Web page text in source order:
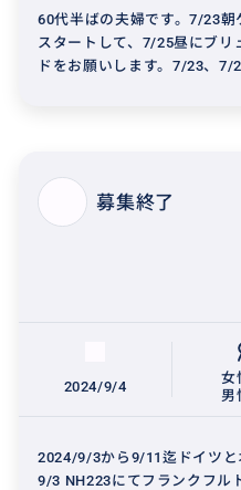
60代半ばの夫婦です。7/23
スタートして、7/25昼にブリ
ドをお願いします。7/23、7/
募集終了
2024/9/4
女
男
2024/9/3から9/11迄ドイツと
9/3 NH223にてフランクフル